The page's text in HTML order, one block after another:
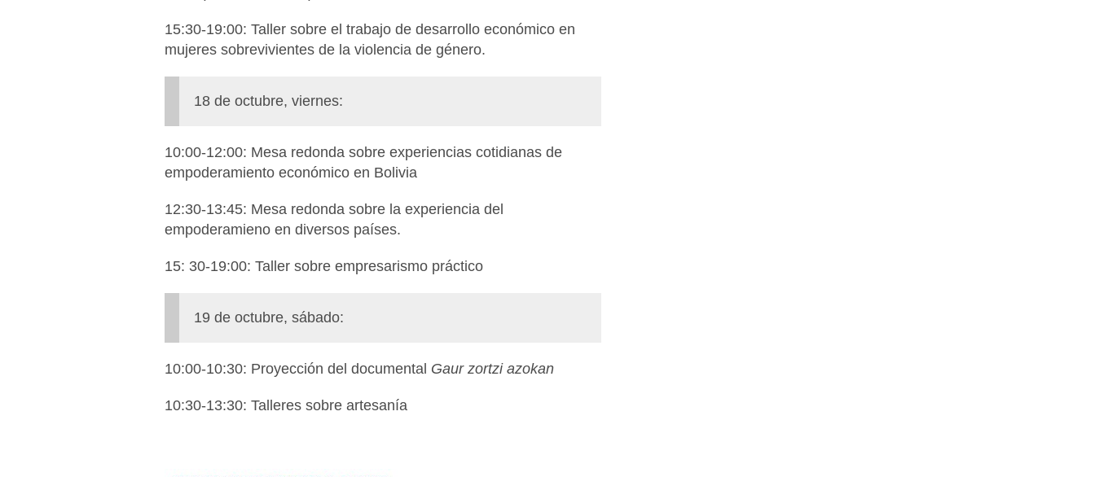
15:30-19:00: Taller sobre el trabajo de desarrollo económico en
mujeres sobrevivientes de la violencia de género.
18 de octubre, viernes:
10:00-12:00: Mesa redonda sobre experiencias cotidianas de
empoderamiento económico en Bolivia
12:30-13:45: Mesa redonda sobre la experiencia del
empoderamieno en diversos países.
15: 30-19:00: Taller sobre empresarismo práctico
19 de octubre, sábado:
10:00-10:30: Proyección del documental Gaur zortzi azokan
10:30-13:30: Talleres sobre artesanía